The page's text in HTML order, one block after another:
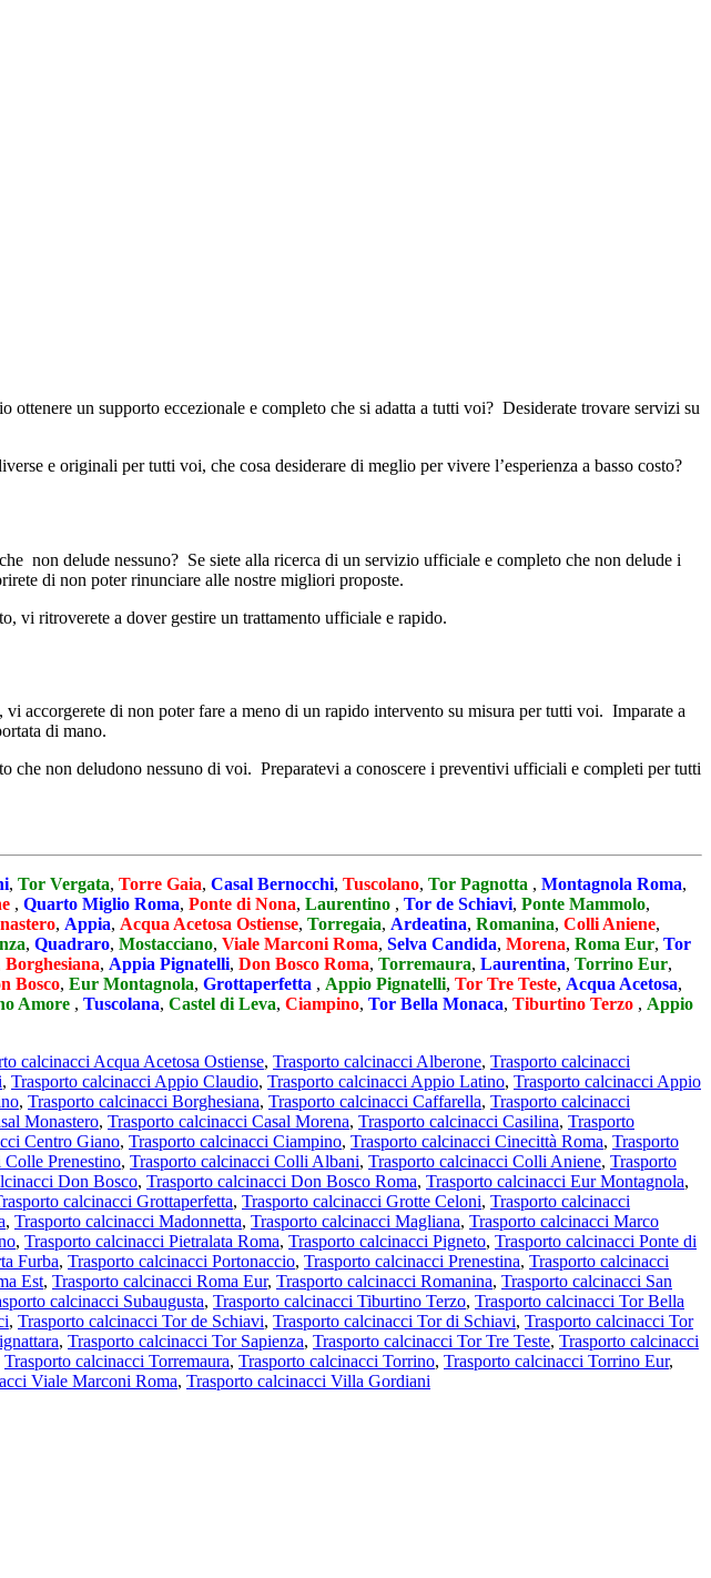
ottenere un supporto eccezionale e completo che si adatta a tutti voi? Desiderate trovare servizi su
e originali per tutti voi, che cosa desiderare di meglio per vivere l’esperienza a basso costo?
non delude nessuno? Se siete alla ricerca di un servizio ufficiale e completo che non delude i
di non poter rinunciare alle nostre migliori proposte.
vi ritroverete a dover gestire un trattamento ufficiale e rapido.
accorgerete di non poter fare a meno di un rapido intervento su misura per tutti voi. Imparate a
di mano.
che non deludono nessuno di voi. Preparatevi a conoscere i preventivi ufficiali e completi per tutti
, Tor Vergata, Torre Gaia, Casal Bernocchi, Tuscolano, Tor Pagnotta , Montagnola Roma,
, Quarto Miglio Roma, Ponte di Nona, Laurentino , Tor de Schiavi, Ponte Mammolo,
, Appia, Acqua Acetosa Ostiense, Torregaia, Ardeatina, Romanina, Colli Aniene,
, Quadraro, Mostacciano, Viale Marconi Roma, Selva Candida, Morena, Roma Eur, Tor
Borghesiana, Appia Pignatelli, Don Bosco Roma, Torremaura, Laurentina, Torrino Eur,
Bosco, Eur Montagnola, Grottaperfetta , Appio Pignatelli, Tor Tre Teste, Acqua Acetosa,
Amore , Tuscolana, Castel di Leva, Ciampino, Tor Bella Monaca, Tiburtino Terzo , Appio
calcinacci Acqua Acetosa Ostiense, Trasporto calcinacci Alberone, Trasporto calcinacci
, Trasporto calcinacci Appio Claudio, Trasporto calcinacci Appio Latino, Trasporto calcinacci Appio
, Trasporto calcinacci Borghesiana, Trasporto calcinacci Caffarella, Trasporto calcinacci
Monastero, Trasporto calcinacci Casal Morena, Trasporto calcinacci Casilina, Trasporto
Centro Giano, Trasporto calcinacci Ciampino, Trasporto calcinacci Cinecittà Roma, Trasporto
Prenestino, Trasporto calcinacci Colli Albani, Trasporto calcinacci Colli Aniene, Trasporto
Don Bosco, Trasporto calcinacci Don Bosco Roma, Trasporto calcinacci Eur Montagnola,
calcinacci Grottaperfetta, Trasporto calcinacci Grotte Celoni, Trasporto calcinacci
, Trasporto calcinacci Madonnetta, Trasporto calcinacci Magliana, Trasporto calcinacci Marco
, Trasporto calcinacci Pietralata Roma, Trasporto calcinacci Pigneto, Trasporto calcinacci Ponte di
Furba, Trasporto calcinacci Portonaccio, Trasporto calcinacci Prenestina, Trasporto calcinacci
Est, Trasporto calcinacci Roma Eur, Trasporto calcinacci Romanina, Trasporto calcinacci San
calcinacci Subaugusta, Trasporto calcinacci Tiburtino Terzo, Trasporto calcinacci Tor Bella
, Trasporto calcinacci Tor de Schiavi, Trasporto calcinacci Tor di Schiavi, Trasporto calcinacci Tor
, Trasporto calcinacci Tor Sapienza, Trasporto calcinacci Tor Tre Teste, Trasporto calcinacci
Trasporto calcinacci Torremaura, Trasporto calcinacci Torrino, Trasporto calcinacci Torrino Eur,
Viale Marconi Roma, Trasporto calcinacci Villa Gordiani